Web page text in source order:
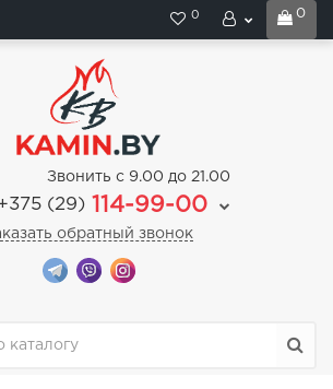
0
0
Звонить с 9.00 до 21.00
(29) 114-99-00
обратный звонок